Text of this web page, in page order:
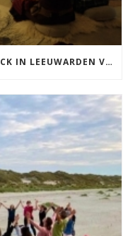
MANTRA ZINGEN MET DIEDERICK IN LEEUWARDEN VRIJDAG 12 JUNI KIRTAN